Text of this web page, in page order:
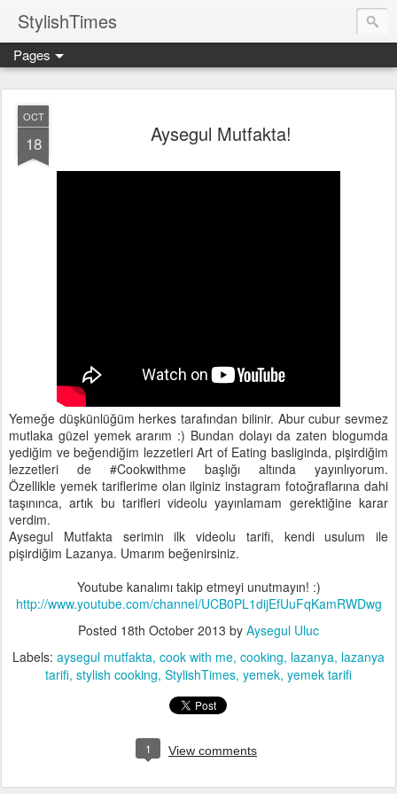
StylishTimes
Pages
OCT
18 Aysegul Mutfakta!
Yemeğe düşkünlüğüm herkes tarafından bilinir. Abur cubur sevmez
mutlaka güzel yemek ararım :) Bundan dolayı da zaten blogumda
yediğim ve beğendiğim lezzetleri Art of Eating basliginda, pişirdiğim
lezzetleri de #Cookwithme başlığı altında yayınlıyorum.
Özellikle yemek tariflerime olan ilginiz instagram fotoğraflarına dahi
taşınınca, artık bu tarifleri videolu yayınlamam gerektiğine karar
verdim.
Aysegul Mutfakta serimin ilk videolu tarifi, kendi usulum ile
pişirdiğim Lazanya. Umarım beğenirsiniz.
Youtube kanalımı takip etmeyi unutmayın! :)
http://www.youtube.com/channel/UCB0PL1dijEfUuFqKamRWDwg
Posted 18th October 2013 by Aysegul Uluc
Labels: aysegul mutfakta cook with me cooking lazanya lazanya
tarifi stylish cooking StylishTimes yemek yemek tarifi
1 View comments